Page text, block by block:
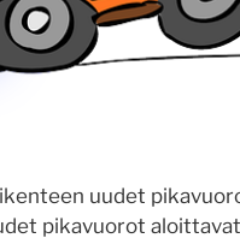
uudet
pikavuorot aloittavat